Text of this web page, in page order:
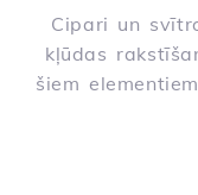
Cipari un
kļūdas
šiem